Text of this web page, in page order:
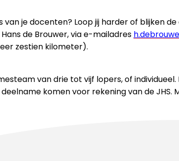
je docenten? Loop jij harder of blijken
de Brouwer, via e-mailadres
zestien kilometer).
van drie tot vijf lopers, of
komen voor rekening van de JHS.